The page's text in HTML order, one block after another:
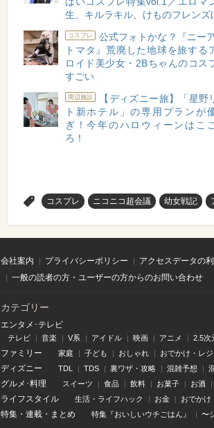
生、キルラキル、けものフレンズ
コスプレ
公式フォトかな？『ニー
トマタ』荒廃した地球を旅する
ロイド美少女・2Bちゃんのコス
すごい
周辺施設
【ディズニー旅】「星野
ト新ホテル」の専用プランが
ぎ！今年のハロウィーンはこ
ろ！
コスプレ ニコニコ超会議 幼女戦記
会社案内 プライバシーポリシー アクセスデータの
一般の読者の方・ユーザーの方からのお問い合わせ
カテゴリー
エンタメ･テレビ
テレビ 音楽 V系 アイドル 映画 アニメ 2.5次
ファミリー 家庭 子ども おしゃれ おでかけ・レ
ディズニー TDL TDS 裏ワザ・攻略 混雑予想
グルメ･料理 スイーツ 食品 飲料 お菓子 お酒
ライフスタイル 生活・ライフハック お金 おでかけ
特集 ・ 連載 ・ まとめ 特集『おいしいウチごはん』 〜